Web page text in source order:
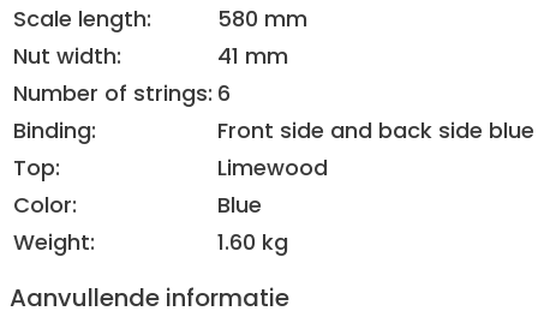
Scale length:
580 mm
Nut width:
41 mm
Number of strings: 6
Binding:
Front side and back side blue
Top:
Limewood
Color:
Blue
Weight:
1.60 kg
Aanvullende informatie